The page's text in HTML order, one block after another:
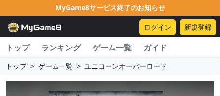
MyGame8サービス終了のお知らせ
ログイン 新規登録
トップ ランキング ゲーム一覧 ガイド
トップ > ゲーム一覧 > ユニコーンオーバーロード